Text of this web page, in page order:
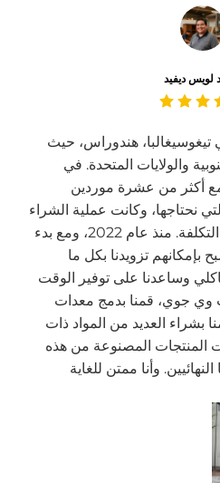
لويس ديفيد
تيغوسيغالبا، هندوراس، حيث
والولايات المتحدة. في
أكثر من عشرة موردين
نحتاجها، وكانت عملية الشراء
والنقل معقدة جدًا ومرتفعة التكلفة. منذ عام 2022، ومع بدء
بإمكانهم تزويدنا بكل ما
وساعدنا على توفير الوقت
وي جوي، قمنا بدمج معدات
بشراء العديد من المواد ذات
المنتجات المصنوعة من هذه
وأنا ممتن للغاية